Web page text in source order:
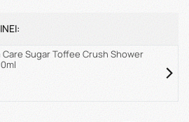
Care Sugar Toffee Crush Shower